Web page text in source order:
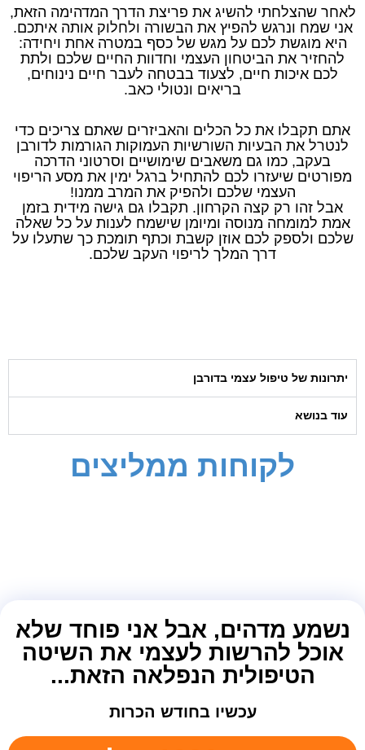
לאחר שהצלחתי להשיג את פריצת הדרך המדהימה הזאת,
אני שמח ונרגש להפיץ את הבשורה ולחלוק אותה איתכם.
היא מוגשת לכם על מגש של כסף במטרה אחת ויחידה:
להחזיר את הביטחון העצמי וחדוות החיים שלכם ולתת
לכם איכות חיים, לצעוד בבטחה לעבר חיים נינוחים,
בריאים ונטולי כאב.
אתם תקבלו את כל הכלים והאביזרים שאתם צריכים כדי
לנטרל את הבעיות השורשיות העמוקות הגורמות לדורבן
בעקב, כמו גם משאבים שימושיים וסרטוני הדרכה
מפורטים שיעזרו לכם להתחיל ברגל ימין את מסע הריפוי
העצמי שלכם ולהפיק את המרב ממנו!
אבל זהו רק קצה הקרחון. תקבלו גם גישה מידית בזמן
אמת למומחה מנוסה ומיומן שישמח לענות על כל שאלה
שלכם ולספק לכם אוזן קשבת וכתף תומכת כך שתעלו על
דרך המלך לריפוי העקב שלכם.
יתרונות של טיפול עצמי בדורבן
עוד בנושא
לקוחות ממליצים
נשמע מדהים, אבל אני פוחד שלא
אוכל להרשות לעצמי את השיטה
הטיפולית הנפלאה הזאת...
עכשיו בחודש הכרות